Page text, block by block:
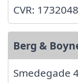
CVR:
Berg &
Smedegade